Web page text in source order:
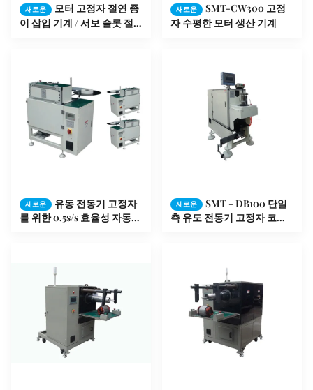
새로운
모터 고정자 절연 종
이 삽입 기계 / 서보 슬롯 절
새로운
SMT-CW300 고정
자 수평한 모터 생산 기계
새로운
유동 전동기 고정자
를 위한 0.5s/s 효율성 자동적
새로운
SMT - DB100 단일
측 유도 전동기 고정자 코일